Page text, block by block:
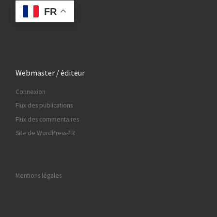
FR
Webmaster / éditeur
Connexion
Flux des publications
Flux des commentaires
Site de WordPress-FR
Mentions légales